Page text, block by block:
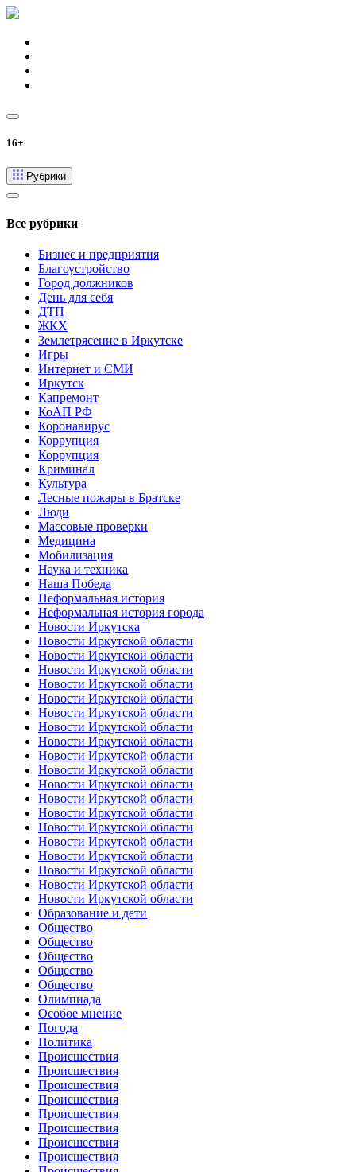
16+
Рубрики
Все рубрики
Бизнес и предприятия
Благоустройство
Город должников
День для себя
ДТП
ЖКХ
Землетрясение в Иркутске
Игры
Интернет и СМИ
Иркутск
Капремонт
КоАП РФ
Коронавирус
Коррупция
Коррупция
Криминал
Культура
Лесные пожары в Братске
Люди
Массовые проверки
Медицина
Мобилизация
Наука и техника
Наша Победа
Неформальная история
Неформальная история города
Новости Иркутска
Новости Иркутской области
Новости Иркутской области
Новости Иркутской области
Новости Иркутской области
Новости Иркутской области
Новости Иркутской области
Новости Иркутской области
Новости Иркутской области
Новости Иркутской области
Новости Иркутской области
Новости Иркутской области
Новости Иркутской области
Новости Иркутской области
Новости Иркутской области
Новости Иркутской области
Новости Иркутской области
Новости Иркутской области
Новости Иркутской области
Новости Иркутской области
Образование и дети
Общество
Общество
Общество
Общество
Общество
Олимпиада
Особое мнение
Погода
Политика
Происшествия
Происшествия
Происшествия
Происшествия
Происшествия
Происшествия
Происшествия
Происшествия